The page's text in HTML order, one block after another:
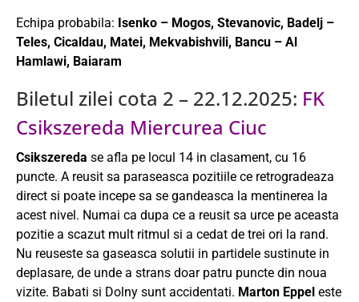
Echipa probabila: Isenko – Mogos, Stevanovic, Badelj –
Teles, Cicaldau, Matei, Mekvabishvili, Bancu – Al
Hamlawi, Baiaram
Biletul zilei cota 2 – 22.12.2025: FK
Csikszereda Miercurea Ciuc
Csikszereda se afla pe locul 14 in clasament, cu 16
puncte. A reusit sa paraseasca pozitiile ce retrogradeaza
direct si poate incepe sa se gandeasca la mentinerea la
acest nivel. Numai ca dupa ce a reusit sa urce pe aceasta
pozitie a scazut mult ritmul si a cedat de trei ori la rand.
Nu reuseste sa gaseasca solutii in partidele sustinute in
deplasare, de unde a strans doar patru puncte din noua
vizite. Babati si Dolny sunt accidentati. Marton Eppel este